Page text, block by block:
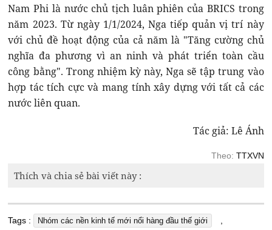
Nam Phi là nước chủ tịch luân phiên của BRICS trong
năm 2023. Từ ngày 1/1/2024, Nga tiếp quản vị trí này
với chủ đề hoạt động của cả năm là "Tăng cường chủ
nghĩa đa phương vì an ninh và phát triển toàn cầu
công bằng". Trong nhiệm kỳ này, Nga sẽ tập trung vào
hợp tác tích cực và mang tính xây dựng với tất cả các
nước liên quan.
Tác giả: Lê Ánh
Theo: TTXVN
Thích và chia sẻ bài viết này :
Tags : Nhóm các nền kinh tế mới nổi hàng đầu thế giới